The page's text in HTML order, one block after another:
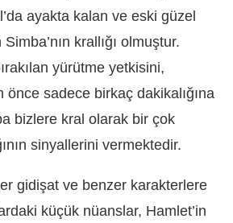
ayakta kalan ve eski güzel
krallığı olmuştur.
yürütme yetkisini,
sadece birkaç dakikalığına
bizlere kral olarak bir çok
sinyallerini vermektedir.
gidişat ve benzer karakterlere
küçük nüanslar, Hamlet’in